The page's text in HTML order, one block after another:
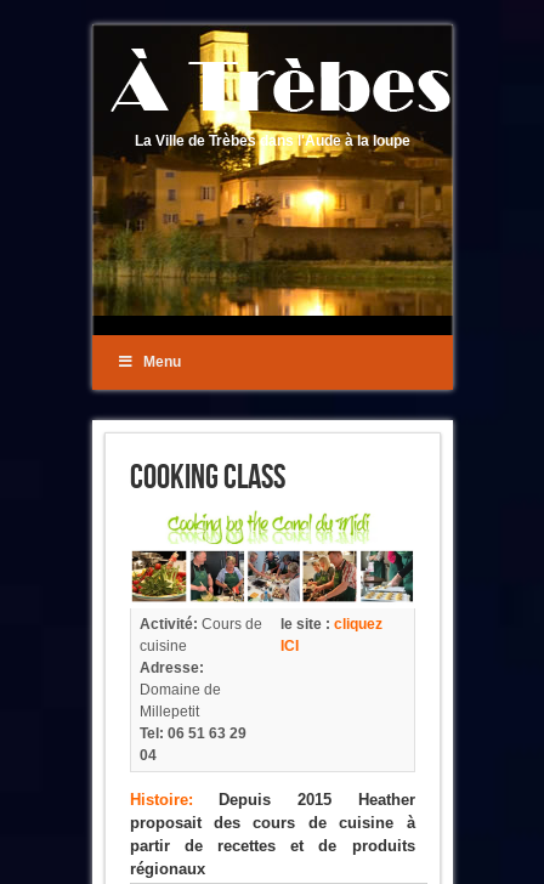
La Ville de Trèbes dans l'Aude à la loupe
Menu
Cooking Class
Activité: Cours de
cuisine
Adresse:
Domaine de
Millepetit
Tel: 06 51 63 29
04
le site : cliquez
ICI
Histoire: Depuis 2015 Heather
proposait des cours de cuisine à
partir de recettes et de produits
régionaux